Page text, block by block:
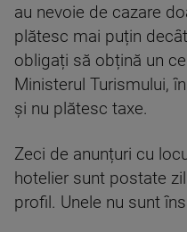
au nevoie de cazare
plătesc mai puțin
obligați să obțină un
Ministerul Turismului,
și nu plătesc taxe.
Zeci de anunțuri cu
hotelier sunt postate
profil. Unele nu sunt